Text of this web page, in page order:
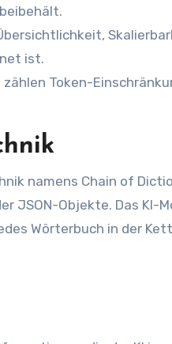
ist.
Token-
namens Chain of
JSON-Objekte. Das KI-
Wörterbuch in der